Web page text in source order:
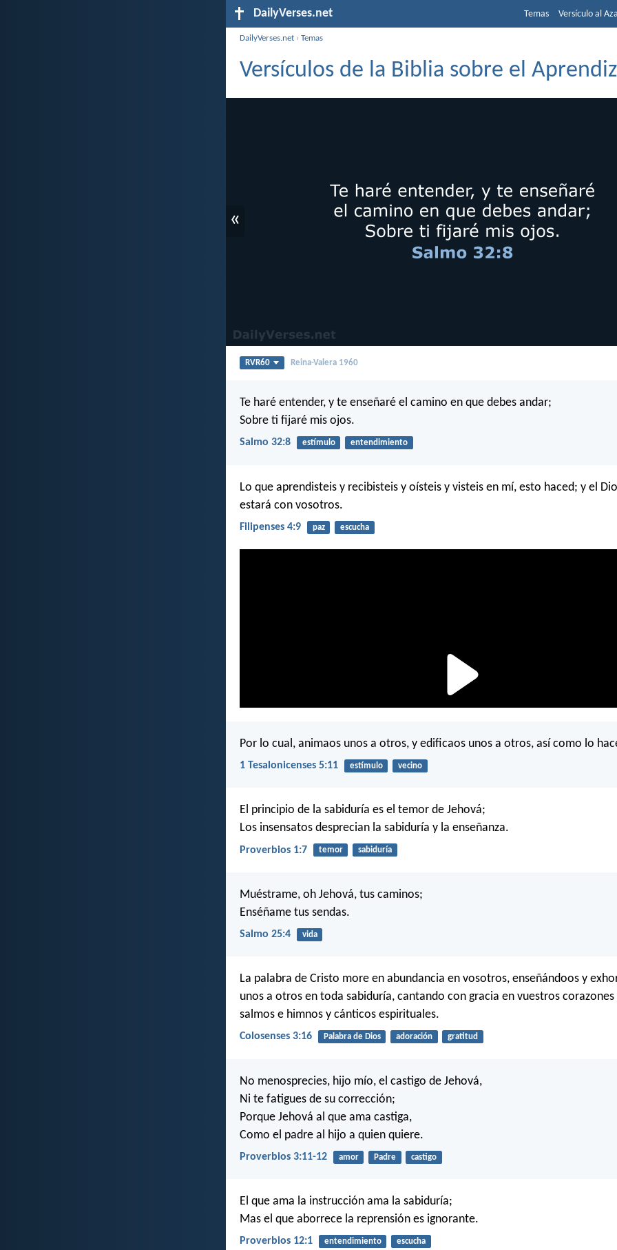
DailyVerses.net Temas Versículo al
DailyVerses.net ›Temas
Versículos de la Biblia sobre el
«
RVR60 Reina-Valera 1960
Te haré entender, y te enseñaré el camino en que debes andar;
Sobre ti fijaré mis ojos.
Salmo 32:8 estímulo entendimiento
Lo que aprendisteis y recibisteis y oísteis y visteis en mí, esto haced; y el
estará con vosotros.
Filipenses 4:9 paz escucha
Por lo cual, animaos unos a otros, y edificaos unos a otros, así como lo
1 Tesalonicenses 5:11 estímulo vecino
El principio de la sabiduría es el temor de Jehová;
Los insensatos desprecian la sabiduría y la enseñanza.
Proverbios 1:7 temor sabiduría
Muéstrame, oh Jehová, tus caminos;
Enséñame tus sendas.
Salmo 25:4 vida
La palabra de Cristo more en abundancia en vosotros, enseñándoos y
unos a otros en toda sabiduría, cantando con gracia en vuestros corazones
salmos e himnos y cánticos espirituales.
Colosenses 3:16 Palabra de Dios adoración gratitud
No menosprecies, hijo mío, el castigo de Jehová,
Ni te fatigues de su corrección;
Porque Jehová al que ama castiga,
Como el padre al hijo a quien quiere.
Proverbios 3:11-12 amor Padre castigo
El que ama la instrucción ama la sabiduría;
Mas el que aborrece la reprensión es ignorante.
Proverbios 12:1 entendimiento escucha